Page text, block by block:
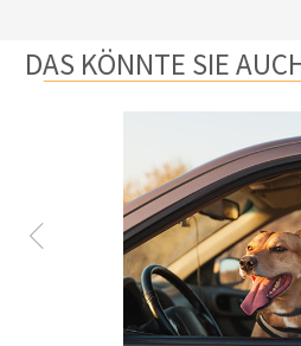
DAS KÖNNTE SIE